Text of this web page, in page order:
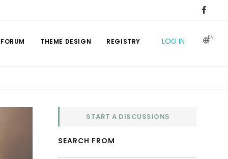
LOG IN EN
THEME DESIGN REGISTRY
START A DISCUSSIONS
SEARCH FROM